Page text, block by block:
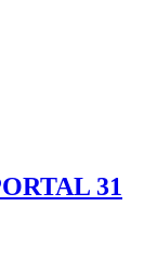
31